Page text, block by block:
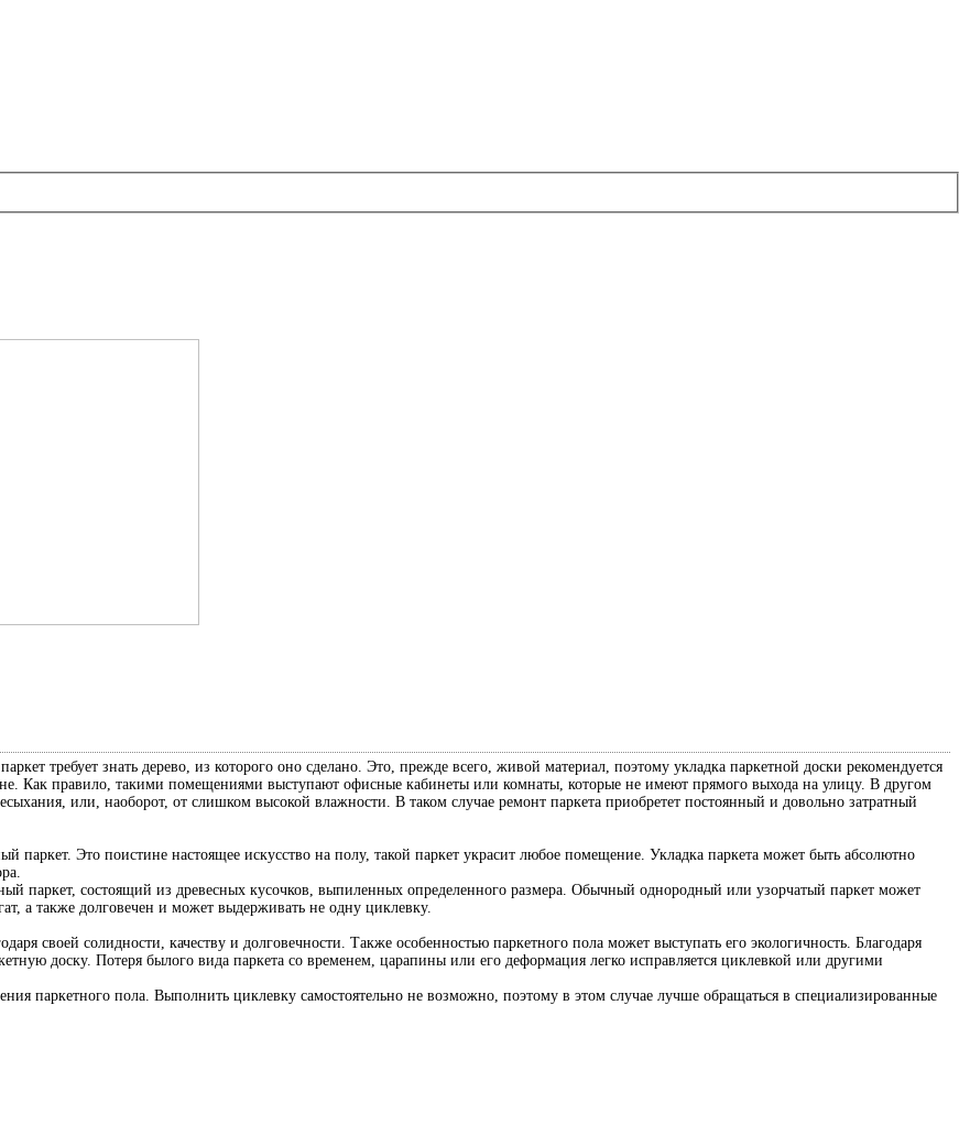
требует знать дерево, из которого оно сделано. Это, прежде всего, живой материал, поэтому укладка паркетной доски рекомендуется
Как правило, такими помещениями выступают офисные кабинеты или комнаты, которые не имеют прямого выхода на улицу. В другом
или, наоборот, от слишком высокой влажности. В таком случае ремонт паркета приобретет постоянный и довольно затратный
паркет. Это поистине настоящее искусство на полу, такой паркет украсит любое помещение. Укладка паркета может быть абсолютно
паркет, состоящий из древесных кусочков, выпиленных определенного размера. Обычный однородный или узорчатый паркет может
а также долговечен и может выдерживать не одну циклевку.
своей солидности, качеству и долговечности. Также особенностью паркетного пола может выступать его экологичность. Благодаря
доску. Потеря былого вида паркета со временем, царапины или его деформация легко исправляется циклевкой или другими
паркетного пола. Выполнить циклевку самостоятельно не возможно, поэтому в этом случае лучше обращаться в специализированные